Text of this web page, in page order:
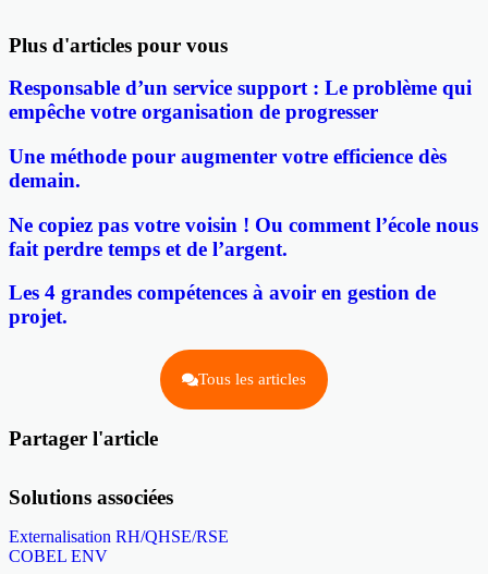
Plus d'articles pour vous
Responsable d’un service support : Le problème qui
empêche votre organisation de progresser
Une méthode pour augmenter votre efficience dès
demain.
Ne copiez pas votre voisin ! Ou comment l’école nous
fait perdre temps et de l’argent.
Les 4 grandes compétences à avoir en gestion de
projet.
Tous les articles
Partager l'article
Solutions associées
Externalisation RH/QHSE/RSE
COBEL ENV